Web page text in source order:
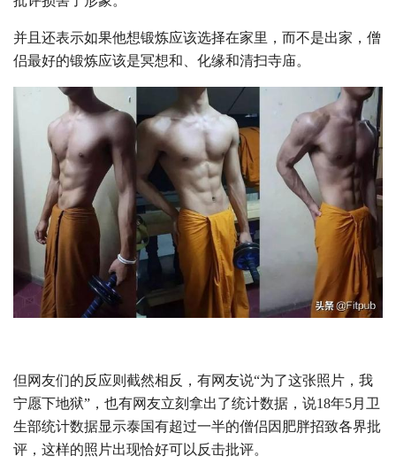
并且还表示如果他想锻炼应该选择在家里，而不是出家，僧
侣最好的锻炼应该是冥想和、化缘和清扫寺庙。
但网友们的反应则截然相反，有网友说“为了这张照片，我
宁愿下地狱”，也有网友立刻拿出了统计数据，说18年5月卫
生部统计数据显示泰国有超过一半的僧侣因肥胖招致各界批
评，这样的照片出现恰好可以反击批评。